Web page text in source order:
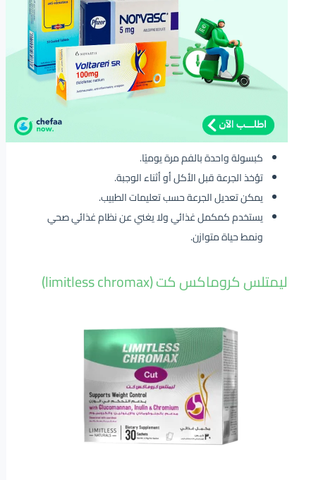
كبسولة واحدة بالفم مرة يوميًا.
تؤخذ الجرعة قبل الأكل أو أثناء الوجبة.
يمكن تعديل الجرعة حسب تعليمات الطبيب.
يستخدم كمكمل غذائي ولا يغني عن نظام غذائي صحي
ونمط حياة متوازن.
ليمتلس كروماكس كت (limitless chromax)